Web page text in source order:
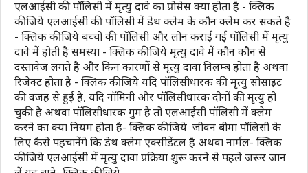
एलआईसी की पॉलिसी में मृत्यु दावे का प्रोसेस क्या होता है - क्लिक
कीजियेएलआईसी की पॉलिसी में डेथ क्लेम के कौन क्लेम कर सकते है
- क्लिक कीजियेबच्चो की पॉलिसी और लोन कराई गई पॉलिसी में मृत्यु
दावे में होती है समस्या - क्लिक कीजियेमृत्यु दावे में कौन कौन से
दस्तावेज लगते है और किन कारणों से मृत्यु दावा विलम्ब होता है अथवा
रिजेक्ट होता है - क्लिक कीजियेयदि पॉलिसीधारक की मृत्यु सोसाइट
की वजह से हुई है, यदि नॉमिनी और पॉलिसीधारक दोनों की मृत्यु हो
चुकी है अथवा पॉलिसीधारक गुम है तो एलआईसी पॉलिसी में क्लेम
करने का क्या नियम होता है- क्लिक कीजिये जीवन बीमा पॉलिसी के
लिए कैसे पहचानेंगे कि डेथ क्लेम एक्सीडेंटल है अथवा नार्मल- क्लिक
कीजियेएलआईसी में मृत्यु दावा प्रक्रिया शुरू करने से पहले जरूर जान